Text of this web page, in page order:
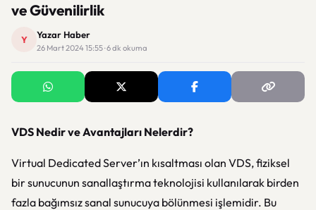
ve Güvenilirlik
Y Yazar Haber
26 Mart 2024 15:55 · 6 dk okuma
VDS Nedir ve Avantajları Nelerdir?
Virtual Dedicated Server’ın kısaltması olan VDS, fiziksel
bir sunucunun sanallaştırma teknolojisi kullanılarak birden
fazla bağımsız sanal sunucuya bölünmesi işlemidir. Bu